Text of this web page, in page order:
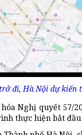
đi, Hà Nội dự
Nghị quyết 57/
thực hiện bắt